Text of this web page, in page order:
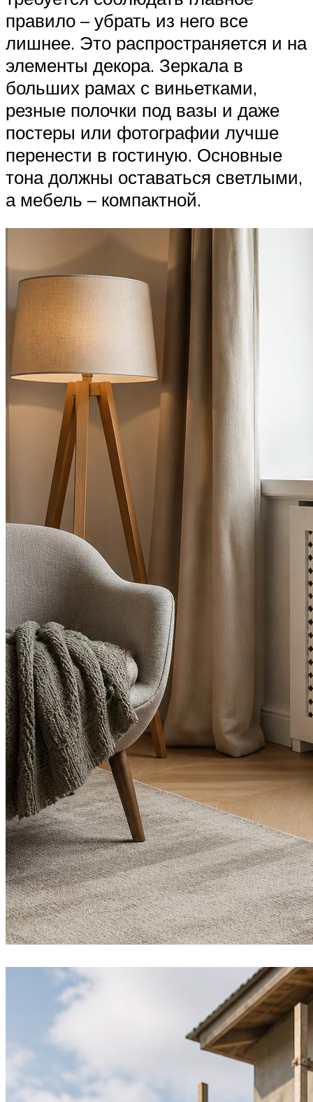
правило – убрать из него все
лишнее. Это распространяется и на
элементы декора. Зеркала в
больших рамах с виньетками,
резные полочки под вазы и даже
постеры или фотографии лучше
перенести в гостиную. Основные
тона должны оставаться светлыми,
а мебель – компактной.